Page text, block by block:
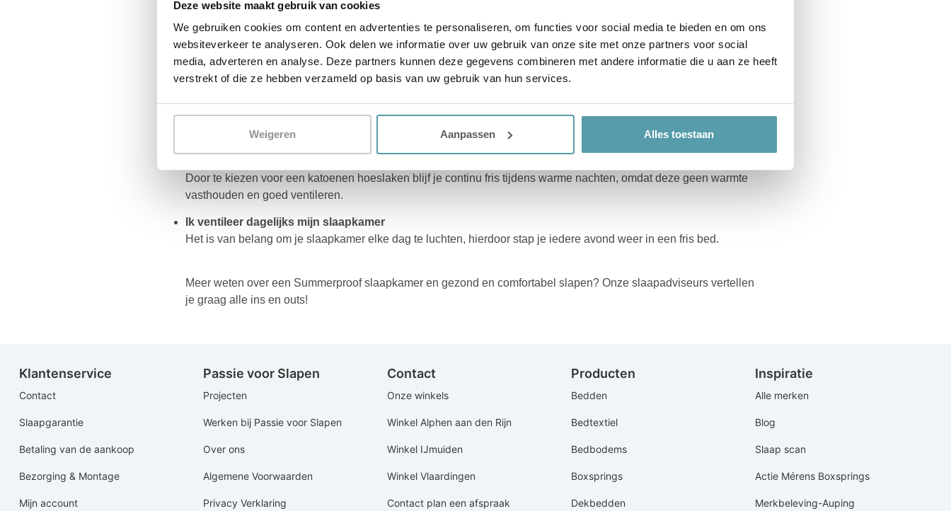
Deze website maakt gebruik van cookies
We gebruiken cookies om content en advertenties te personaliseren, om functies voor social media te bieden en om ons
websiteverkeer te analyseren. Ook delen we informatie over uw gebruik van onze site met onze partners voor social
media, adverteren en analyse. Deze partners kunnen deze gegevens combineren met andere informatie die u aan ze heeft
verstrekt of die ze hebben verzameld op basis van uw gebruik van hun services.
Weigeren Aanpassen Alles toestaan
Zo slaap je altijd lekker fris.
Mijn dekbek is niet ouder dan 7 à 8 jaar
Een verouderd dekbed is zijn warmte isolerende eigenschappen kwijt. Het dekbed is dan zomers te warm en in de
winter te koud.
Zomerdekbedden zijn speciaal ontwikkeld voor de warme zomermaanden. Ze voelen licht en luchtig aan,
waardoor je het niet te warm krijgt.
Door te kiezen voor een katoenen hoeslaken blijf je continu fris tijdens warme nachten, omdat deze geen warmte
vasthouden en goed ventileren.
Ik ventileer dagelijks mijn slaapkamer
Het is van belang om je slaapkamer elke dag te luchten, hierdoor stap je iedere avond weer in een fris bed.
Meer weten over een Summerproof slaapkamer en gezond en comfortabel slapen? Onze slaapadviseurs vertellen
je graag alle ins en outs!
Klantenservice
Contact
Slaapgarantie
Betaling van de aankoop
Bezorging & Montage
Mijn account
Passie voor Slapen
Projecten
Werken bij Passie voor Slapen
Over ons
Algemene Voorwaarden
Privacy Verklaring
Contact
Onze winkels
Winkel Alphen aan den Rijn
Winkel IJmuiden
Winkel Vlaardingen
Contact plan een afspraak
Producten
Bedden
Bedtextiel
Bedbodems
Boxsprings
Dekbedden
Inspiratie
Alle merken
Blog
Slaap scan
Actie Mérens Boxsprings
Merkbeleving-Auping